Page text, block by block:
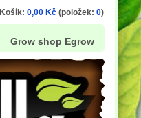
Grow shop Egrow
Košík: 0,00 Kč (položek: 0)